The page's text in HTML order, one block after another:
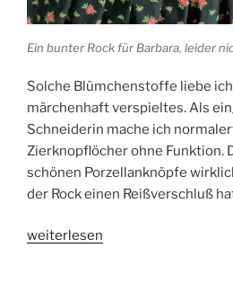
Ein bunter Rock für Barbara, leider
Solche Blümchenstoffe liebe
märchenhaft verspieltes. Als
Schneiderin mache ich
Zierknopflöcher ohne Funktion.
schönen Porzellanknöpfe
der Rock einen Reißverschluß
„Trachtenrock
weiterlesen